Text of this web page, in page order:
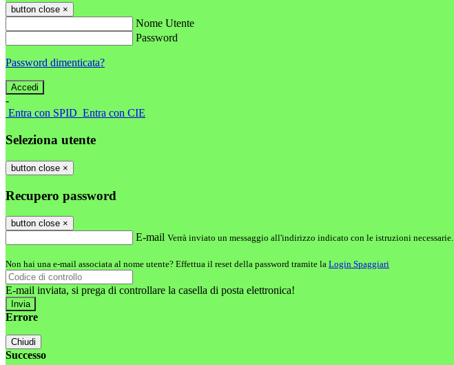
button close ×
Nome Utente
Password
Password dimenticata?
-
Entra con SPID Entra con CIE
Seleziona utente
button close ×
Recupero password
button close ×
E-mail Verrà inviato un messaggio all'indirizzo indicato con le istruzioni necessarie.
Non hai una e-mail associata al nome utente? Effettua il reset della password tramite la Login Spaggiari
E-mail inviata, si prega di controllare la casella di posta elettronica!
Errore
Chiudi
Successo